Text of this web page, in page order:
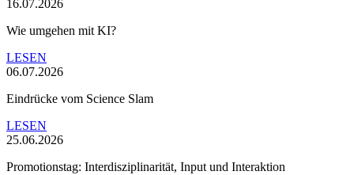
16.07.2026
Wie umgehen mit KI?
LESEN
06.07.2026
Eindrücke vom Science Slam
LESEN
25.06.2026
Promotionstag: Interdisziplinarität, Input und Interaktion